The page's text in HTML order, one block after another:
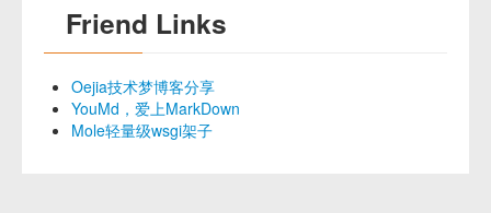
Friend Links
Oejia技术梦博客分享
YouMd，爱上MarkDown
Mole轻量级wsgi架子